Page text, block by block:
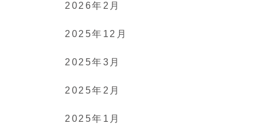
2026年2月
2025年12月
2025年3月
2025年2月
2025年1月